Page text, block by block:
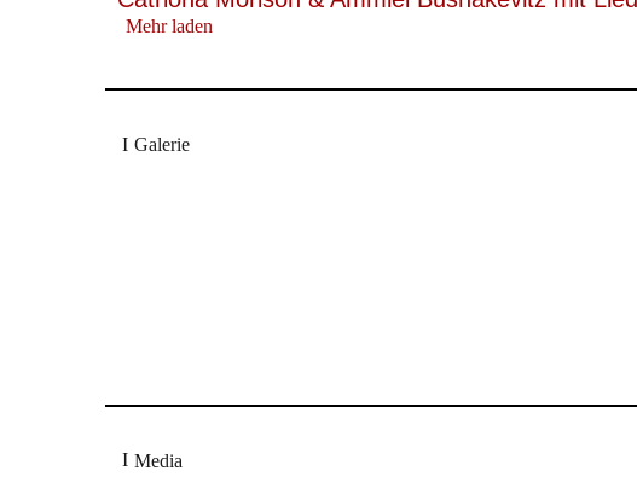
Mehr laden
Galerie
Media